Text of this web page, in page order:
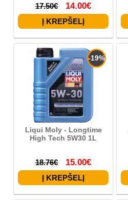
17.50€ 14.00€
-19%
Liqui Moly - Longtime
High Tech 5W30 1L
18.76€ 15.00€